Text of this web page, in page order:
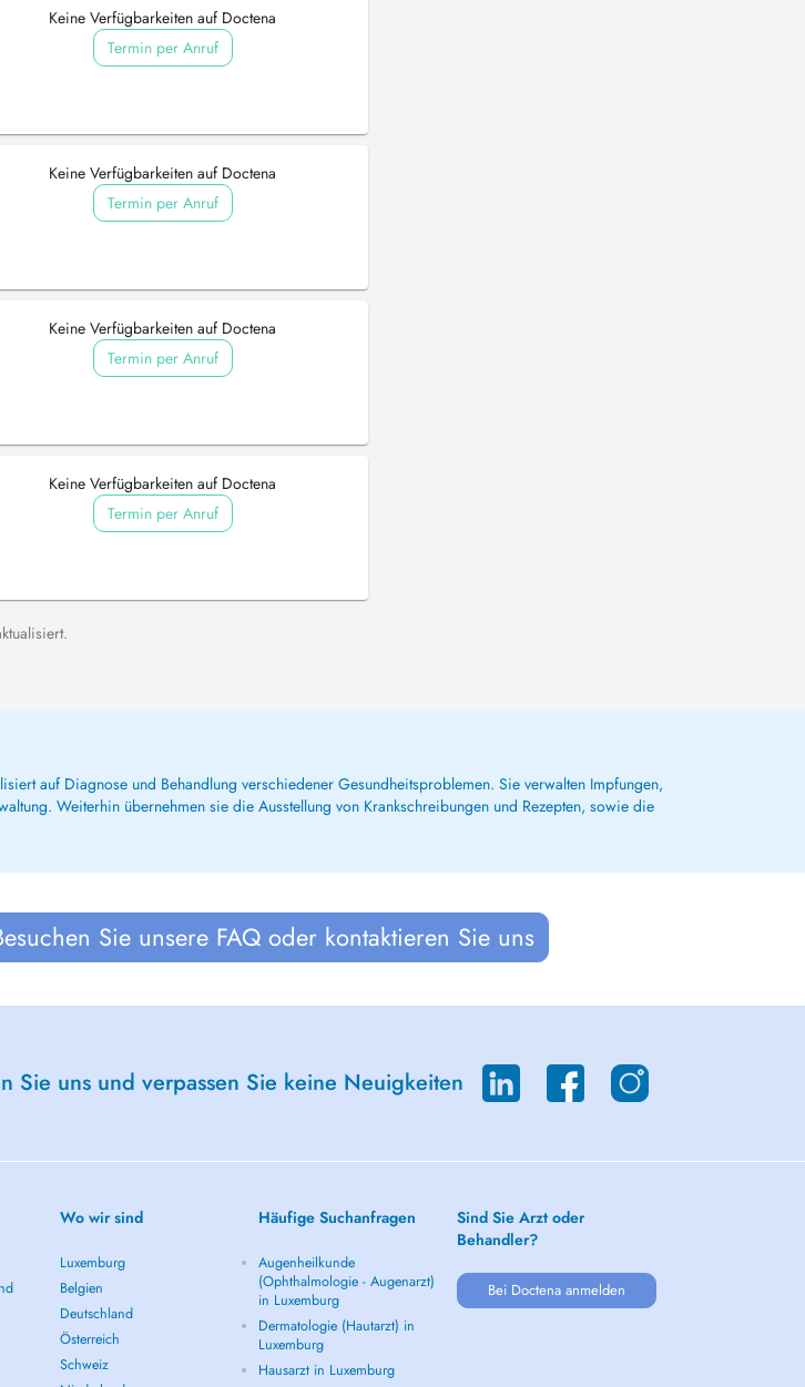
Keine Verfügbarkeiten auf Doctena
Termin per Anruf
Keine Verfügbarkeiten auf Doctena
Termin per Anruf
Keine Verfügbarkeiten auf Doctena
Termin per Anruf
Keine Verfügbarkeiten auf Doctena
Termin per Anruf
auf Diagnose und Behandlung verschiedener Gesundheitsproblemen. Sie verwalten Impfungen,
Weiterhin übernehmen sie die Ausstellung von Krankschreibungen und Rezepten, sowie die
Sie unsere FAQ oder kontaktieren Sie uns
Sie uns und verpassen Sie keine Neuigkeiten
Wo wir sind
Luxemburg
Belgien
Deutschland
Österreich
Schweiz
Häufige Suchanfragen
Augenheilkunde
(Ophthalmologie - Augenarzt)
in Luxemburg
Dermatologie (Hautarzt) in
Luxemburg
Hausarzt in Luxemburg
Sind Sie Arzt oder
Behandler?
Bei Doctena anmelden